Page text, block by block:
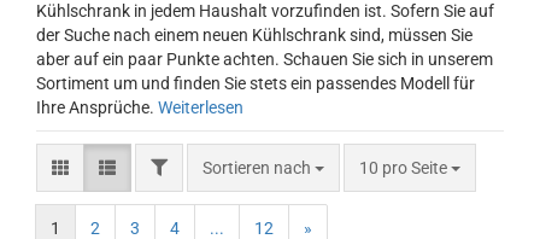
Kühlschrank in jedem Haushalt vorzufinden ist. Sofern Sie auf
der Suche nach einem neuen Kühlschrank sind, müssen Sie
aber auf ein paar Punkte achten. Schauen Sie sich in unserem
Sortiment um und finden Sie stets ein passendes Modell für
Ihre Ansprüche. Weiterlesen
FILTERSortieren nach
Sortieren nach 10 pro Seite
pro Seite
1 2 3 4 ... 12 »